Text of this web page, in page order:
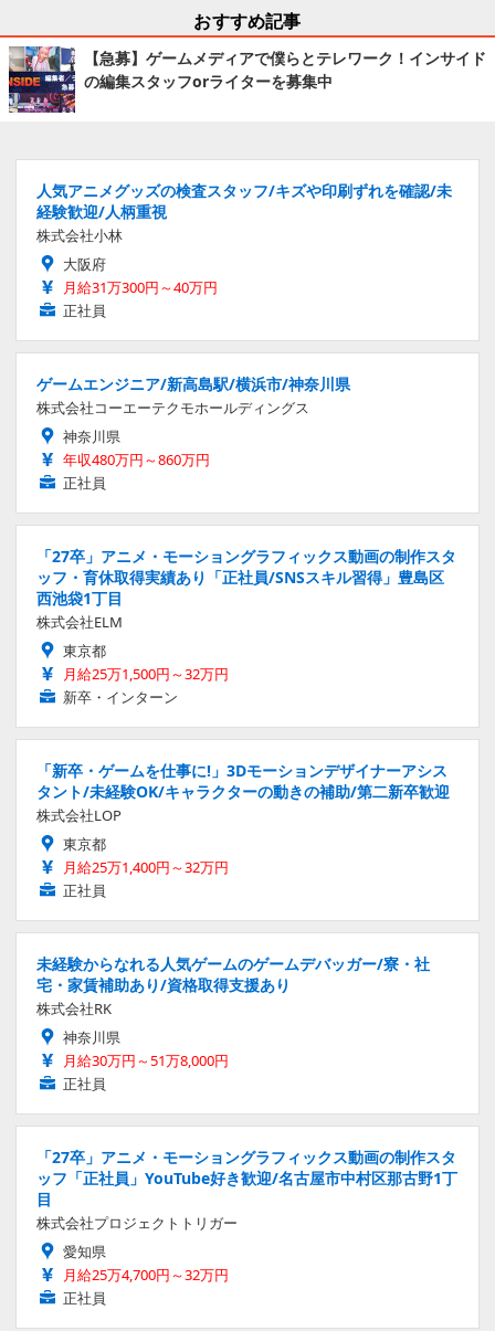
おすすめ記事
【急募】ゲームメディアで僕らとテレワーク！インサイド
の編集スタッフorライターを募集中
人気アニメグッズの検査スタッフ/キズや印刷ずれを確認/未
経験歓迎/人柄重視
株式会社小林
大阪府
月給31万300円～40万円
正社員
ゲームエンジニア/新高島駅/横浜市/神奈川県
株式会社コーエーテクモホールディングス
神奈川県
年収480万円～860万円
正社員
「27卒」アニメ・モーショングラフィックス動画の制作スタ
ッフ・育休取得実績あり「正社員/SNSスキル習得」豊島区
西池袋1丁目
株式会社ELM
東京都
月給25万1,500円～32万円
新卒・インターン
「新卒・ゲームを仕事に!」3Dモーションデザイナーアシス
タント/未経験OK/キャラクターの動きの補助/第二新卒歓迎
株式会社LOP
東京都
月給25万1,400円～32万円
正社員
未経験からなれる人気ゲームのゲームデバッガー/寮・社
宅・家賃補助あり/資格取得支援あり
株式会社RK
神奈川県
月給30万円～51万8,000円
正社員
「27卒」アニメ・モーショングラフィックス動画の制作スタ
ッフ「正社員」YouTube好き歓迎/名古屋市中村区那古野1丁
目
株式会社プロジェクトトリガー
愛知県
月給25万4,700円～32万円
正社員